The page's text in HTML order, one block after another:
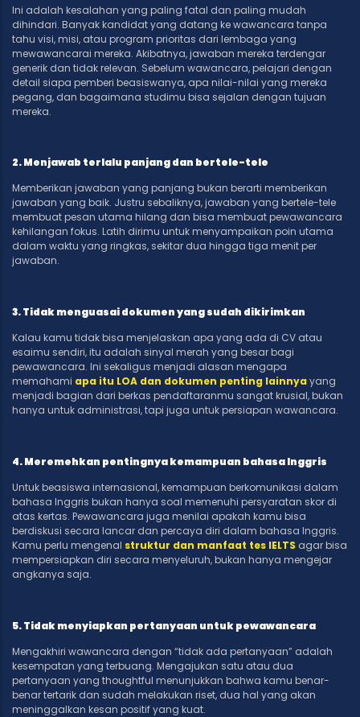
Ini adalah kesalahan yang paling fatal dan paling mudah
dihindari. Banyak kandidat yang datang ke wawancara tanpa
tahu visi, misi, atau program prioritas dari lembaga yang
mewawancarai mereka. Akibatnya, jawaban mereka terdengar
generik dan tidak relevan. Sebelum wawancara, pelajari dengan
detail siapa pemberi beasiswanya, apa nilai-nilai yang mereka
pegang, dan bagaimana studimu bisa sejalan dengan tujuan
mereka.
2. Menjawab terlalu panjang dan bertele-tele
Memberikan jawaban yang panjang bukan berarti memberikan
jawaban yang baik. Justru sebaliknya, jawaban yang bertele-tele
membuat pesan utama hilang dan bisa membuat pewawancara
kehilangan fokus. Latih dirimu untuk menyampaikan poin utama
dalam waktu yang ringkas, sekitar dua hingga tiga menit per
jawaban.
3. Tidak menguasai dokumen yang sudah dikirimkan
Kalau kamu tidak bisa menjelaskan apa yang ada di CV atau
esaimu sendiri, itu adalah sinyal merah yang besar bagi
pewawancara. Ini sekaligus menjadi alasan mengapa
memahami apa itu LOA dan dokumen penting lainnya yang
menjadi bagian dari berkas pendaftaranmu sangat krusial, bukan
hanya untuk administrasi, tapi juga untuk persiapan wawancara.
4. Meremehkan pentingnya kemampuan bahasa Inggris
Untuk beasiswa internasional, kemampuan berkomunikasi dalam
bahasa Inggris bukan hanya soal memenuhi persyaratan skor di
atas kertas. Pewawancara juga menilai apakah kamu bisa
berdiskusi secara lancar dan percaya diri dalam bahasa Inggris.
Kamu perlu mengenal struktur dan manfaat tes IELTS agar bisa
mempersiapkan diri secara menyeluruh, bukan hanya mengejar
angkanya saja.
5. Tidak menyiapkan pertanyaan untuk pewawancara
Mengakhiri wawancara dengan “tidak ada pertanyaan” adalah
kesempatan yang terbuang. Mengajukan satu atau dua
pertanyaan yang thoughtful menunjukkan bahwa kamu benar-
benar tertarik dan sudah melakukan riset, dua hal yang akan
meninggalkan kesan positif yang kuat.